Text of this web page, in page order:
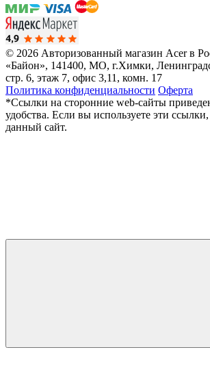
© 2026 Авторизованный магазин Acer в
«Байон», 141400, МО, г.Химки,
стр. 6, этаж 7, офис 3,11, комн. 17
Политика конфиденциальности Оферта
*Ссылки на сторонние web-сайты
удобства. Если вы используете эти
данный сайт.